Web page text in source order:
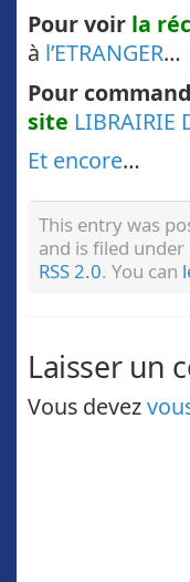
Pour voir la
à l’ETRANGER…
Pour
site LIBRAIRIE
Et encore…
This entry was
and is filed under
RSS 2.0. You can
Laisser un
Vous devez